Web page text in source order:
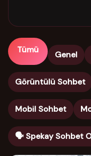
Tümü Genel
Görüntülü Sohbet
Mobil Sohbet
🗣️ Spekay Sohbet